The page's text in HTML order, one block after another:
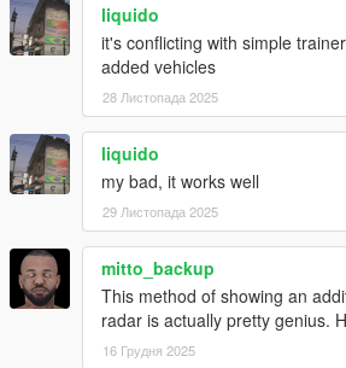
liquido
it's conflicting with simple
added vehicles
28 Листопада 2025
liquido
my bad, it works well
29 Листопада 2025
mitto_backup
This method of showing an
radar is actually pretty genius.
16 Грудня 2025